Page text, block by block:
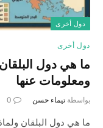
دول أخرى
دول أخرى
ما هي دول
ومعلومات عنها
بواسطة تيماء حسن 0
ما هي دول البلقان